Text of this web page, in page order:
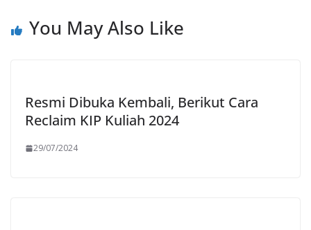
You May Also Like
Resmi Dibuka Kembali, Berikut Cara
Reclaim KIP Kuliah 2024
29/07/2024